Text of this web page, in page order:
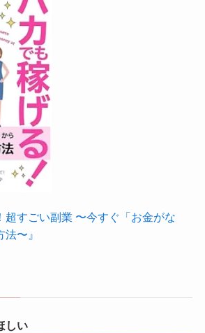
超すごい副業 〜今すぐ「お金がな
〜』
しい